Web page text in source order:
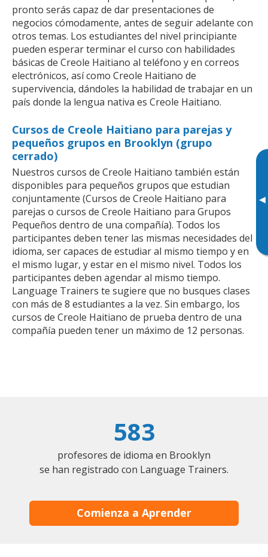
▸
pronto serás capaz de dar presentaciones de
negocios cómodamente, antes de seguir adelante con
otros temas. Los estudiantes del nivel principiante
pueden esperar terminar el curso con habilidades
básicas de Creole Haitiano al teléfono y en correos
electrónicos, así como Creole Haitiano de
supervivencia, dándoles la habilidad de trabajar en un
país donde la lengua nativa es Creole Haitiano.
Cursos de Creole Haitiano para parejas y
pequeños grupos en Brooklyn (grupo
cerrado)
Nuestros cursos de Creole Haitiano también están
disponibles para pequeños grupos que estudian
conjuntamente (Cursos de Creole Haitiano para
parejas o cursos de Creole Haitiano para Grupos
Pequeños dentro de una compañía). Todos los
participantes deben tener las mismas necesidades del
idioma, ser capaces de estudiar al mismo tiempo y en
el mismo lugar, y estar en el mismo nivel. Todos los
participantes deben agendar al mismo tiempo.
Language Trainers te sugiere que no busques clases
con más de 8 estudiantes a la vez. Sin embargo, los
cursos de Creole Haitiano de prueba dentro de una
compañía pueden tener un máximo de 12 personas.
583
profesores de idioma en Brooklyn
se han registrado con Language Trainers.
Comienza a Aprender